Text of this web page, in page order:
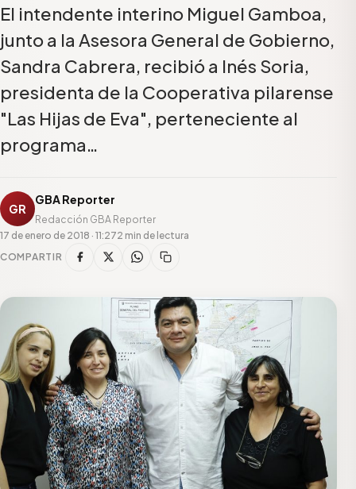
El intendente interino Miguel Gamboa,
junto a la Asesora General de Gobierno,
Sandra Cabrera, recibió a Inés Soria,
presidenta de la Cooperativa pilarense
"Las Hijas de Eva", perteneciente al
programa…
GR
GBA Reporter
Redacción GBA Reporter
17 de enero de 2018 · 11:272 min de lectura
COMPARTIR